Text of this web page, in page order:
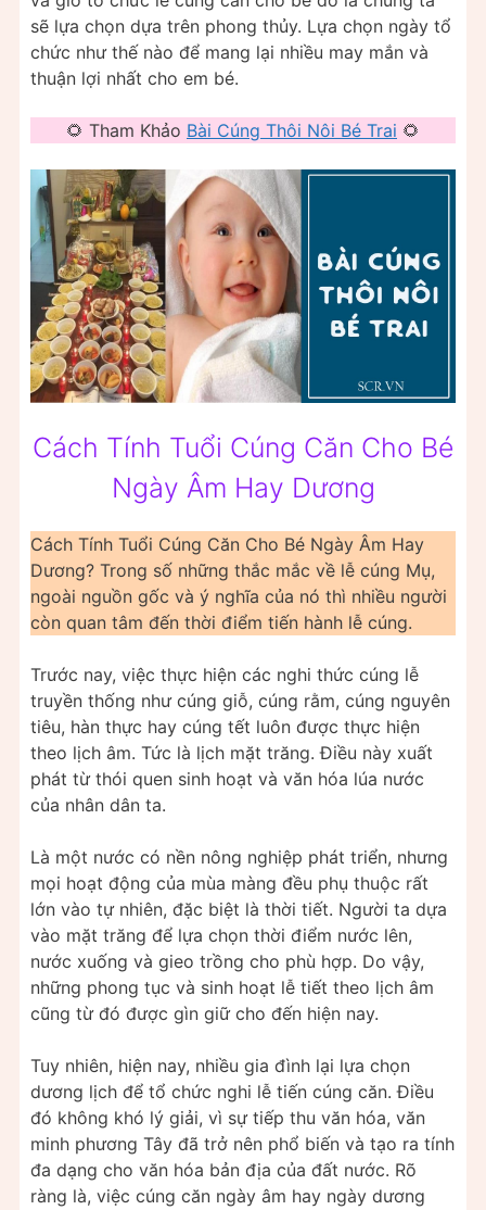
sẽ lựa chọn dựa trên phong thủy. Lựa chọn ngày tổ
chức như thế nào để mang lại nhiều may mắn và
thuận lợi nhất cho em bé.
🌻 Tham Khảo Bài Cúng Thôi Nôi Bé Trai 🌻
Cách Tính Tuổi Cúng Căn Cho Bé
Ngày Âm Hay Dương
Cách Tính Tuổi Cúng Căn Cho Bé Ngày Âm Hay
Dương? Trong số những thắc mắc về lễ cúng Mụ,
ngoài nguồn gốc và ý nghĩa của nó thì nhiều người
còn quan tâm đến thời điểm tiến hành lễ cúng.
Trước nay, việc thực hiện các nghi thức cúng lễ
truyền thống như cúng giỗ, cúng rằm, cúng nguyên
tiêu, hàn thực hay cúng tết luôn được thực hiện
theo lịch âm. Tức là lịch mặt trăng. Điều này xuất
phát từ thói quen sinh hoạt và văn hóa lúa nước
của nhân dân ta.
Là một nước có nền nông nghiệp phát triển, nhưng
mọi hoạt động của mùa màng đều phụ thuộc rất
lớn vào tự nhiên, đặc biệt là thời tiết. Người ta dựa
vào mặt trăng để lựa chọn thời điểm nước lên,
nước xuống và gieo trồng cho phù hợp. Do vậy,
những phong tục và sinh hoạt lễ tiết theo lịch âm
cũng từ đó được gìn giữ cho đến hiện nay.
Tuy nhiên, hiện nay, nhiều gia đình lại lựa chọn
dương lịch để tổ chức nghi lễ tiến cúng căn. Điều
đó không khó lý giải, vì sự tiếp thu văn hóa, văn
minh phương Tây đã trở nên phổ biến và tạo ra tính
đa dạng cho văn hóa bản địa của đất nước. Rõ
ràng là, việc cúng căn ngày âm hay ngày dương